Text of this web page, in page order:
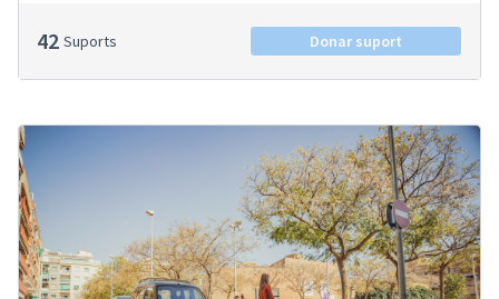
42 Suports Donar suport